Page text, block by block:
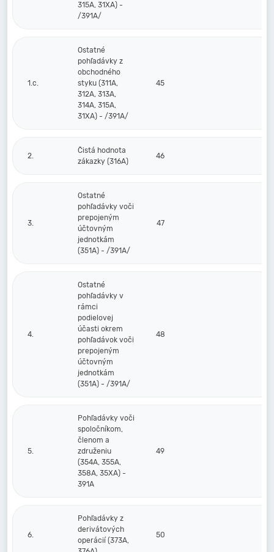
315A, 31XA) -
/391A/
1.c.
Ostatné
pohľadávky z
obchodného
styku (311A,
312A, 313A,
314A, 315A,
31XA) - /391A/
45
2.
Čistá hodnota
zákazky (316A)
46
3.
Ostatné
pohľadávky voči
prepojeným
účtovným
jednotkám
(351A) - /391A/
47
4.
Ostatné
pohľadávky v
rámci
podielovej
účasti okrem
pohľadávok voči
prepojeným
účtovným
jednotkám
(351A) - /391A/
48
5.
Pohľadávky voči
spoločníkom,
členom a
združeniu
(354A, 355A,
358A, 35XA) -
391A
49
6.
Pohľadávky z
derivátových
operácií (373A,
50